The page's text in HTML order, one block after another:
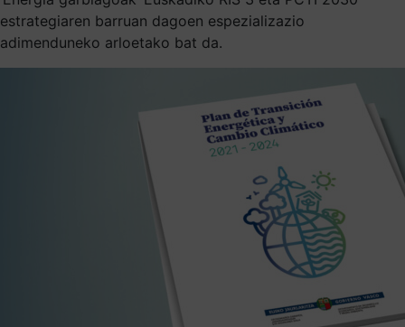
estrategiaren barruan dagoen espezializazio
adimenduneko arloetako bat da.